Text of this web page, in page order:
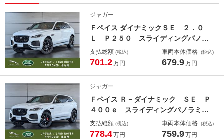
ジャガー
Ｆペイス ダイナミックＳＥ ２．０
Ｌ Ｐ２５０ スライディングパノラ
ミックルーフ ２１インチＡＷ プラ
イバシーガラス 電動調整ステアリン
ター コンフィギュラブルダイナミク
ス
支払総額 (税込)
701.2万円
車両本体価格 (税込)
679.9万円
ジャガー
Ｆペイス Ｒ－ダイナミック ＳＥ Ｐ
４００ｅ スライディングパノラミッ
クルーフ ２１インチＡＷ コールド
クライメートパック プライバシーガ
支払総額 (税込)
778.4万円
車両本体価格 (税込)
759.9万円